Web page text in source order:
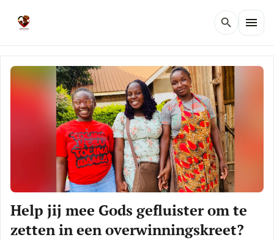
search menu
Help jij mee Gods gefluister om te
zetten in een overwinningskreet?